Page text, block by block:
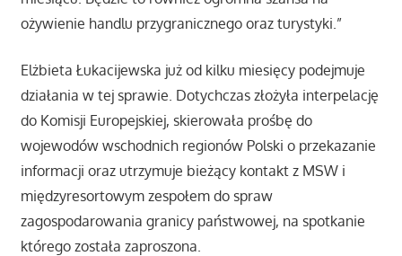
ożywienie handlu przygranicznego oraz turystyki.”
Elżbieta Łukacijewska już od kilku miesięcy podejmuje
działania w tej sprawie. Dotychczas złożyła interpelację
do Komisji Europejskiej, skierowała prośbę do
wojewodów wschodnich regionów Polski o przekazanie
informacji oraz utrzymuje bieżący kontakt z MSW i
międzyresortowym zespołem do spraw
zagospodarowania granicy państwowej, na spotkanie
którego została zaproszona.